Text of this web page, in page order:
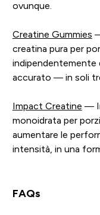
ovunque.
Creatine Gummies
creatina pura per
indipendentemente
accurato — in soli
Impact Creatine —
monoidrata per
aumentare le
intensità, in una
FAQs